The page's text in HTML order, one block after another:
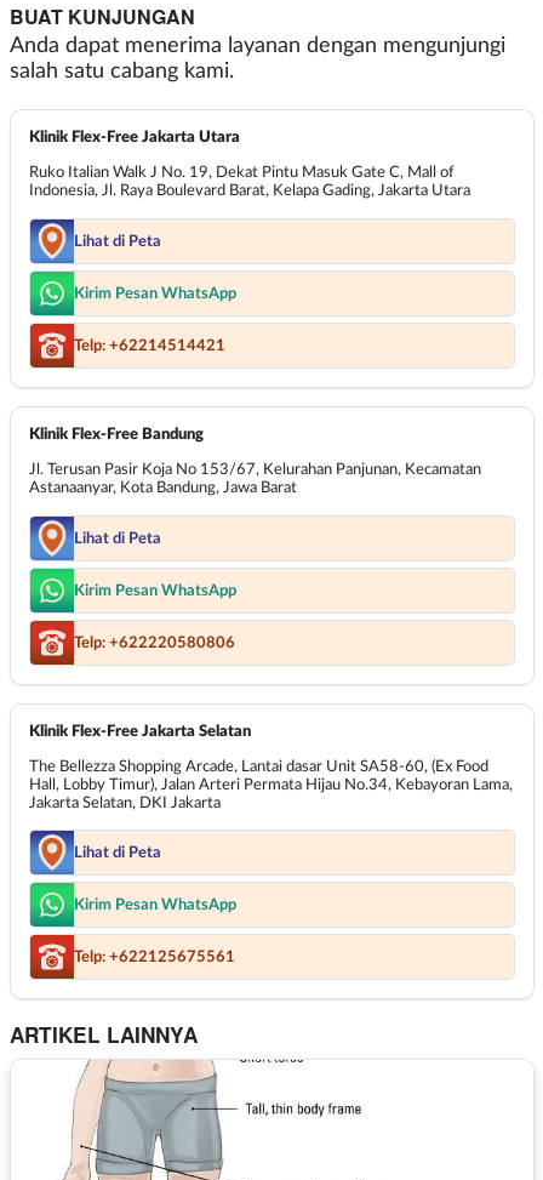
BUAT KUNJUNGAN
Anda dapat menerima layanan dengan mengunjungi
salah satu cabang kami.
Klinik Flex-Free Jakarta Utara
Ruko Italian Walk J No. 19, Dekat Pintu Masuk Gate C, Mall of
Indonesia, Jl. Raya Boulevard Barat, Kelapa Gading, Jakarta Utara
Lihat di Peta
Kirim Pesan WhatsApp
Telp: +62214514421
Klinik Flex-Free Bandung
Jl. Terusan Pasir Koja No 153/67, Kelurahan Panjunan, Kecamatan
Astanaanyar, Kota Bandung, Jawa Barat
Lihat di Peta
Kirim Pesan WhatsApp
Telp: +622220580806
Klinik Flex-Free Jakarta Selatan
The Bellezza Shopping Arcade, Lantai dasar Unit SA58-60, (Ex Food
Hall, Lobby Timur), Jalan Arteri Permata Hijau No.34, Kebayoran Lama,
Jakarta Selatan, DKI Jakarta
Lihat di Peta
Kirim Pesan WhatsApp
Telp: +622125675561
ARTIKEL LAINNYA